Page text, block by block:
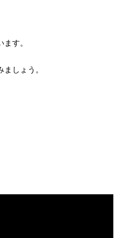
す。
しょう。